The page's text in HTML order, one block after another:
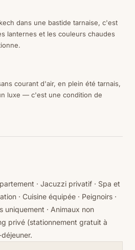
dans une bastide tarnaise, c'est
lanternes et les couleurs chaudes
courant d'air, en plein été tarnais,
luxe — c'est une condition de
· Jacuzzi privatif · Spa et
· Cuisine équipée · Peignoirs ·
uniquement · Animaux non
privé (stationnement gratuit à